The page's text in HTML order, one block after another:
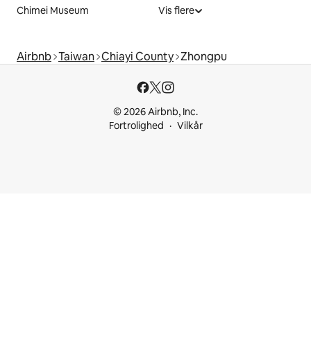
Chimei Museum Vis flere
Airbnb Taiwan Chiayi County Zhongpu
© 2026 Airbnb, Inc.
Fortrolighed
Vilkår